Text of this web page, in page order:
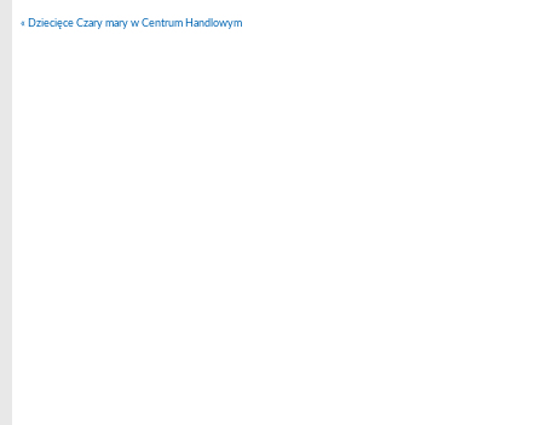
« Dziecięce Czary mary w Centrum Handlowym